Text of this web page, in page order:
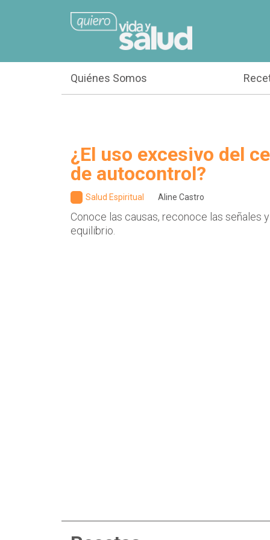
Quiénes Somos
¿El uso excesivo del
de autocontrol?
Salud Espiritual Aline Castro
Conoce las causas, reconoce las señales
equilibrio.